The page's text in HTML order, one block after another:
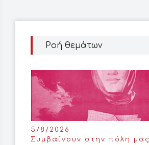
Ροή θεμάτων
5/8/2026
Συμβαίνουν στην πόλη μας